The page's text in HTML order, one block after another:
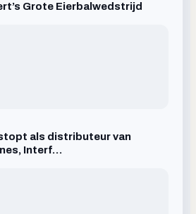
Grote Eierbalwedstrijd
als distributeur van
Interf…